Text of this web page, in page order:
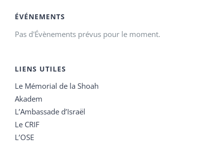
ÉVÉNEMENTS
Pas d'Évènements prévus pour le moment.
LIENS UTILES
Le Mémorial de la Shoah
Akadem
L’Ambassade d’Israël
Le CRIF
L’OSE